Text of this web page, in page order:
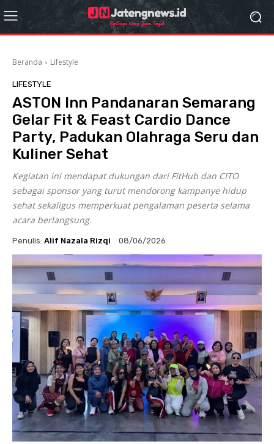
Beranda Lifestyle
LIFESTYLE
ASTON Inn Pandanaran Semarang
Gelar Fit & Feast Cardio Dance
Party, Padukan Olahraga Seru dan
Kuliner Sehat
Kegiatan ini mendapat dukungan dari FitHub dan CITO
sebagai sponsor yang turut mendorong kampanye hidup
sehat sekaligus memperkuat pengalaman peserta selama
acara berlangsung.
Penulis: Alif Nazala Rizqi 08/06/2026